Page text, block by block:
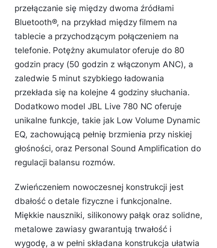
przełączanie się między dwoma źródłami
Bluetooth®, na przykład między filmem na
tablecie a przychodzącym połączeniem na
telefonie. Potężny akumulator oferuje do 80
godzin pracy (50 godzin z włączonym ANC), a
zaledwie 5 minut szybkiego ładowania
przekłada się na kolejne 4 godziny słuchania.
Dodatkowo model JBL Live 780 NC oferuje
unikalne funkcje, takie jak Low Volume Dynamic
EQ, zachowującą pełnię brzmienia przy niskiej
głośności, oraz Personal Sound Amplification do
regulacji balansu rozmów.
Zwieńczeniem nowoczesnej konstrukcji jest
dbałość o detale fizyczne i funkcjonalne.
Miękkie nauszniki, silikonowy pałąk oraz solidne,
metalowe zawiasy gwarantują trwałość i
wygodę, a w pełni składana konstrukcja ułatwia